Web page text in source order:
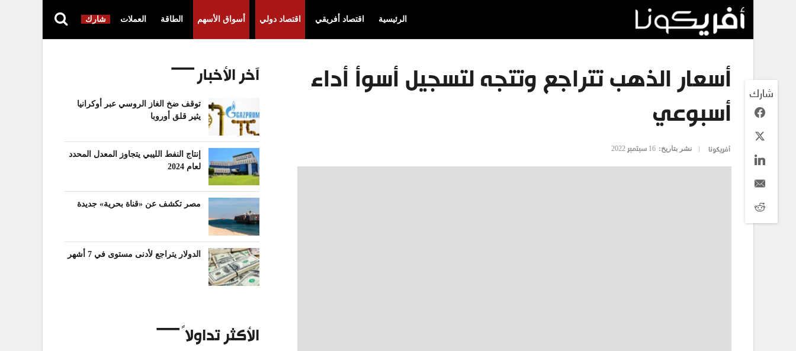
الرئيسية اقتصاد أفريقي اقتصاد دولي أسواق الأسهم الطاقة العملات شارك
أسعار الذهب تتراجع وتتجه لتسجيل أسوأ أداء
أسبوعي
أفريكونا نشر بتاريخ: 16 سبتمبر 2022
شارك
آخر الأخبار
توقف ضخ الغاز الروسي عبر أوكرانيا
يثير قلق أوروبا
إنتاج النفط الليبي يتجاوز المعدل المحدد
لعام 2024
مصر تكشف عن «قناة بحرية» جديدة
الدولار يتراجع لأدنى مستوى في 7 أشهر
الأكثر تداولاً